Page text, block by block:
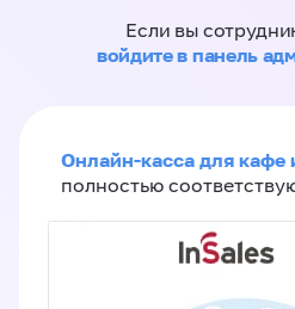
Если вы
войдите в панель
Онлайн-касса для кафе
полностью